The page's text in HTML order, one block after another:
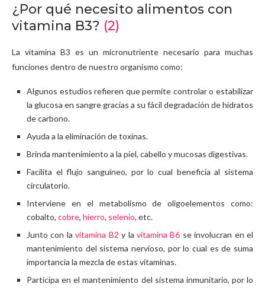
¿Por qué necesito alimentos con
vitamina B3? (2)
La vitamina B3 es un micronutriente necesario para muchas
funciones dentro de nuestro organismo como:
Algunos estudios refieren que permite controlar o estabilizar
la glucosa en sangre gracias a su fácil degradación de hidratos
de carbono.
Ayuda a la eliminación de toxinas.
Brinda mantenimiento a la piel, cabello y mucosas digestivas.
Facilita el flujo sanguíneo, por lo cual beneficia al sistema
circulatorio.
Interviene en el metabolismo de oligoelementos como:
cobalto, cobre, hierro, selenio, etc.
Junto con lavitamina B2 y la vitamina B6 se involucran en el
mantenimiento del sistema nervioso, por lo cual es de suma
importancia la mezcla de estas vitaminas.
Participa en el mantenimiento del sistema inmunitario, por lo